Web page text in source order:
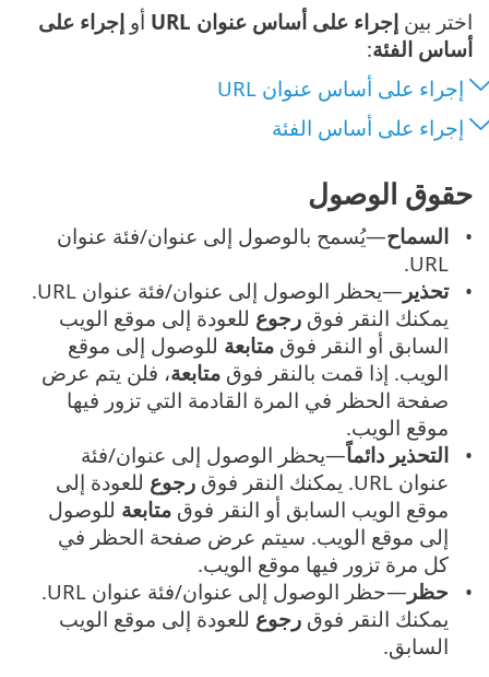
اختر بين إجراء على أساس عنوان URL أو إجراء على
أساس الفئة:
إجراء على أساس عنوان URL
إجراء على أساس الفئة
حقوق الوصول
السماح—يُسمح بالوصول إلى عنوان/فئة عنوان
URL.
تحذير
—يحظر الوصول إلى عنوان/فئة عنوان URL.
يمكنك النقر فوقرجوع للعودة إلى موقع الويب
السابق أو النقر فوقمتابعة للوصول إلى موقع
الويب. إذا قمت بالنقر فوقمتابعة، فلن يتم عرض
صفحة الحظر في المرة القادمة التي تزور فيها
موقع الويب.
التحذير دائماً—يحظر الوصول إلى عنوان/فئة
عنوان URL. يمكنك النقر فوق
رجوع للعودة إلى
موقع الويب السابق أو النقر فوقمتابعة للوصول
إلى موقع الويب. سيتم عرض صفحة الحظر في
كل مرة تزور فيها موقع الويب.
حظر
—حظر الوصول إلى عنوان/فئة عنوان URL.
يمكنك النقر فوقرجوع للعودة إلى موقع الويب
السابق.